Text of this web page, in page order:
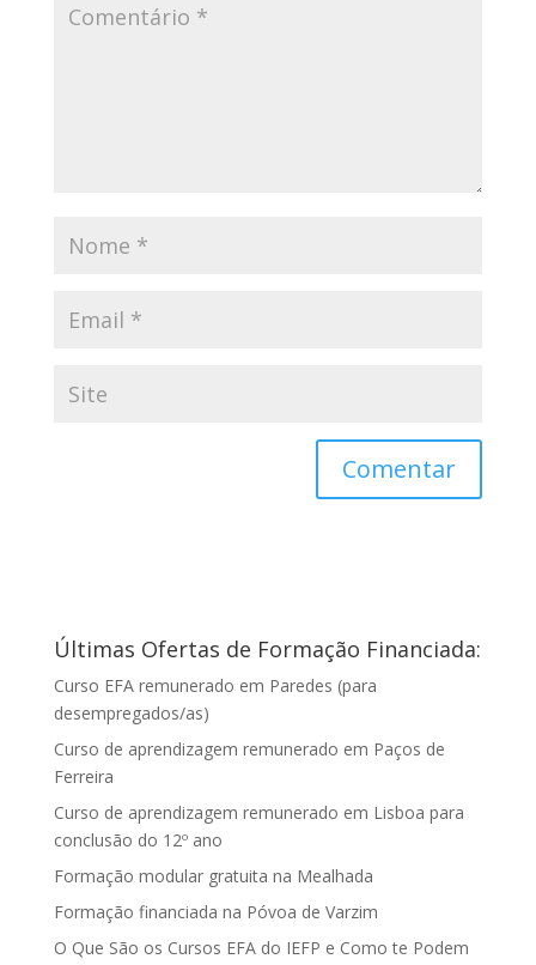
Últimas Ofertas de Formação Financiada:
Curso EFA remunerado em Paredes (para
desempregados/as)
Curso de aprendizagem remunerado em Paços de
Ferreira
Curso de aprendizagem remunerado em Lisboa para
conclusão do 12º ano
Formação modular gratuita na Mealhada
Formação financiada na Póvoa de Varzim
O Que São os Cursos EFA do IEFP e Como te Podem